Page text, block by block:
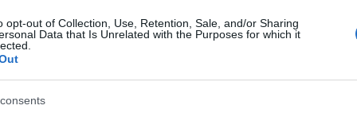
opt-out of Collection, Use, Retention, Sale, and/or Sharing
Data that Is Unrelated with the Purposes for which it